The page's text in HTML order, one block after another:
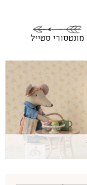
מונטסורי סטייל